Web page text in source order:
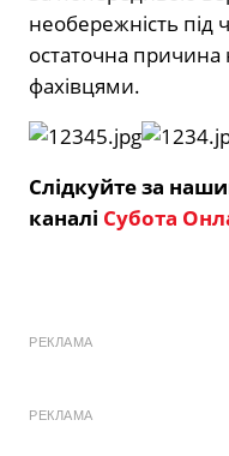
необережність під
остаточна причина
фахівцями.
Слідкуйте за
каналі Субота
РЕКЛАМА
РЕКЛАМА